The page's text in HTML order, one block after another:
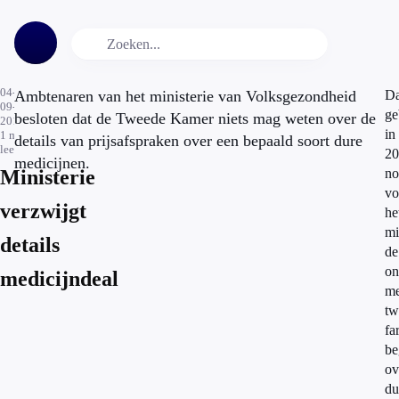
04-
09-
2014
1 min.
leestijd
Ministerie
verzwijgt
details
medicijndeal
Ambtenaren van het ministerie van Volksgezondheid
besloten dat de Tweede Kamer niets mag weten over de
details van prijsafspraken over een bepaald soort dure
medicijnen.
in
de